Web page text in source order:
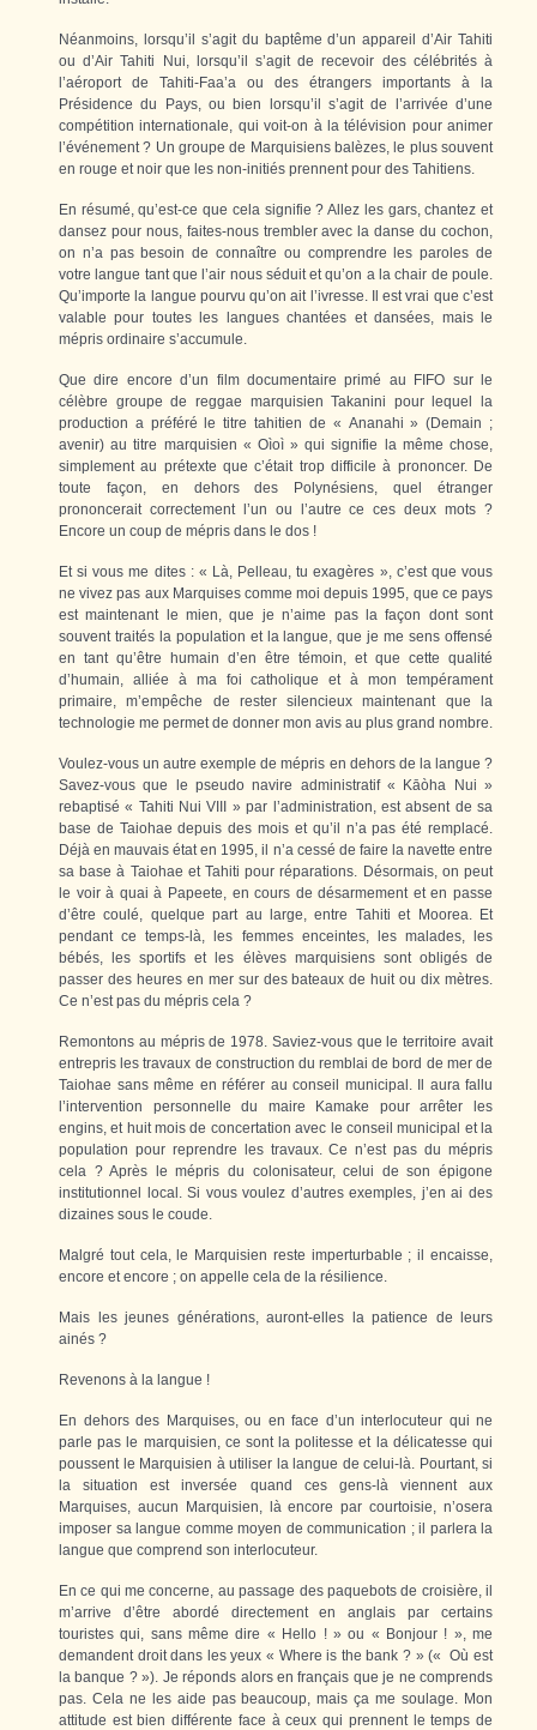
Néanmoins, lorsqu’il s’agit du baptême d’un appareil d’Air Tahiti
ou d’Air Tahiti Nui, lorsqu’il s’agit de recevoir des célébrités à
l’aéroport de Tahiti-Faa’a ou des étrangers importants à la
Présidence du Pays, ou bien lorsqu’il s’agit de l’arrivée d’une
compétition internationale, qui voit-on à la télévision pour animer
l’événement ? Un groupe de Marquisiens balèzes, le plus souvent
en rouge et noir que les non-initiés prennent pour des Tahitiens.
En résumé, qu’est-ce que cela signifie ? Allez les gars, chantez et
dansez pour nous, faites-nous trembler avec la danse du cochon,
on n’a pas besoin de connaître ou comprendre les paroles de
votre langue tant que l’air nous séduit et qu’on a la chair de poule.
Qu’importe la langue pourvu qu’on ait l’ivresse. Il est vrai que c’est
valable pour toutes les langues chantées et dansées, mais le
mépris ordinaire s’accumule.
Que dire encore d’un film documentaire primé au FIFO sur le
célèbre groupe de reggae marquisien Takanini pour lequel la
production a préféré le titre tahitien de « Ananahi » (Demain ;
avenir) au titre marquisien « Oìoì » qui signifie la même chose,
simplement au prétexte que c’était trop difficile à prononcer. De
toute façon, en dehors des Polynésiens, quel étranger
prononcerait correctement l’un ou l’autre ce ces deux mots ?
Encore un coup de mépris dans le dos !
Et si vous me dites : « Là, Pelleau, tu exagères », c’est que vous
ne vivez pas aux Marquises comme moi depuis 1995, que ce pays
est maintenant le mien, que je n’aime pas la façon dont sont
souvent traités la population et la langue, que je me sens offensé
en tant qu’être humain d’en être témoin, et que cette qualité
d’humain, alliée à ma foi catholique et à mon tempérament
primaire, m’empêche de rester silencieux maintenant que la
technologie me permet de donner mon avis au plus grand nombre.
Voulez-vous un autre exemple de mépris en dehors de la langue ?
Savez-vous que le pseudo navire administratif « Kāòha Nui »
rebaptisé « Tahiti Nui VIII » par l’administration, est absent de sa
base de Taiohae depuis des mois et qu’il n’a pas été remplacé.
Déjà en mauvais état en 1995, il n’a cessé de faire la navette entre
sa base à Taiohae et Tahiti pour réparations. Désormais, on peut
le voir à quai à Papeete, en cours de désarmement et en passe
d’être coulé, quelque part au large, entre Tahiti et Moorea. Et
pendant ce temps-là, les femmes enceintes, les malades, les
bébés, les sportifs et les élèves marquisiens sont obligés de
passer des heures en mer sur des bateaux de huit ou dix mètres.
Ce n’est pas du mépris cela ?
Remontons au mépris de 1978. Saviez-vous que le territoire avait
entrepris les travaux de construction du remblai de bord de mer de
Taiohae sans même en référer au conseil municipal. Il aura fallu
l’intervention personnelle du maire Kamake pour arrêter les
engins, et huit mois de concertation avec le conseil municipal et la
population pour reprendre les travaux. Ce n’est pas du mépris
cela ? Après le mépris du colonisateur, celui de son épigone
institutionnel local. Si vous voulez d’autres exemples, j’en ai des
dizaines sous le coude.
Malgré tout cela, le Marquisien reste imperturbable ; il encaisse,
encore et encore ; on appelle cela de la résilience.
Mais les jeunes générations, auront-elles la patience de leurs
ainés ?
Revenons à la langue !
En dehors des Marquises, ou en face d’un interlocuteur qui ne
parle pas le marquisien, ce sont la politesse et la délicatesse qui
poussent le Marquisien à utiliser la langue de celui-là. Pourtant, si
la situation est inversée quand ces gens-là viennent aux
Marquises, aucun Marquisien, là encore par courtoisie, n’osera
imposer sa langue comme moyen de communication ; il parlera la
langue que comprend son interlocuteur.
En ce qui me concerne, au passage des paquebots de croisière, il
m’arrive d’être abordé directement en anglais par certains
touristes qui, sans même dire « Hello ! » ou « Bonjour ! », me
demandent droit dans les yeux « Where is the bank ? » (« Où est
la banque ? »). Je réponds alors en français que je ne comprends
pas. Cela ne les aide pas beaucoup, mais ça me soulage. Mon
attitude est bien différente face à ceux qui prennent le temps de